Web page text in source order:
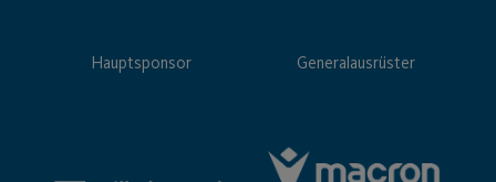
Hauptsponsor Generalausrüster